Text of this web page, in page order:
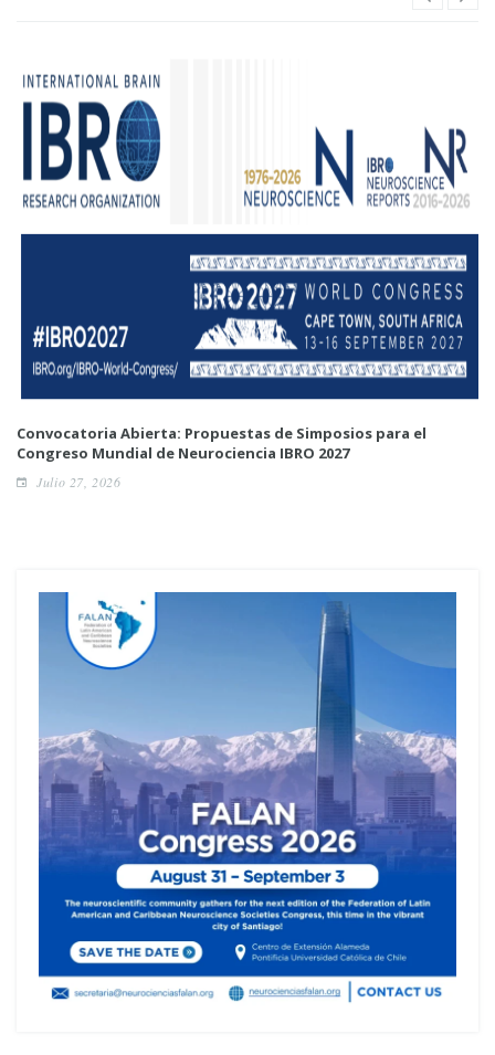
Convocatoria Abierta: Propuestas de Simposios para el
Congreso Mundial de Neurociencia IBRO 2027
Julio 27, 2026